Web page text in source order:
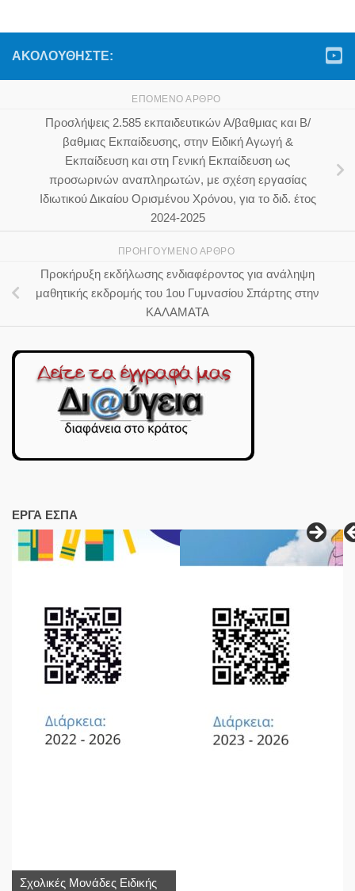
ΑΚΟΛΟΥΘΉΣΤΕ:
ΕΠΌΜΕΝΟ ΆΡΘΡΟ
Προσλήψεις 2.585 εκπαιδευτικών Α/βαθμιας και Β/
βαθμιας Εκπαίδευσης, στην Ειδική Αγωγή &
Εκπαίδευση και στη Γενική Εκπαίδευση ως
προσωρινών αναπληρωτών, με σχέση εργασίας
Ιδιωτικού Δικαίου Ορισμένου Χρόνου, για το διδ. έτος
2024-2025
ΠΡΟΗΓΟΎΜΕΝΟ ΆΡΘΡΟ
Προκήρυξη εκδήλωσης ενδιαφέροντος για ανάληψη
μαθητικής εκδρομής του 1ου Γυμνασίου Σπάρτης στην
ΚΑΛΑΜΑΤΑ
ΕΡΓΑ ΕΣΠΑ
Σχολικές Μονάδες Ειδικής